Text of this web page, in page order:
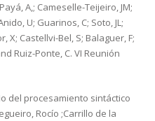
A,; Cameselle-Teijeiro, JM;
U; Guarinos, C; Soto, JL;
X; Castellvi-Bel, S; Balaguer, F;
Ruiz-Ponte, C. VI Reunión
del procesamiento sintáctico
Rocío ;Carrillo de la